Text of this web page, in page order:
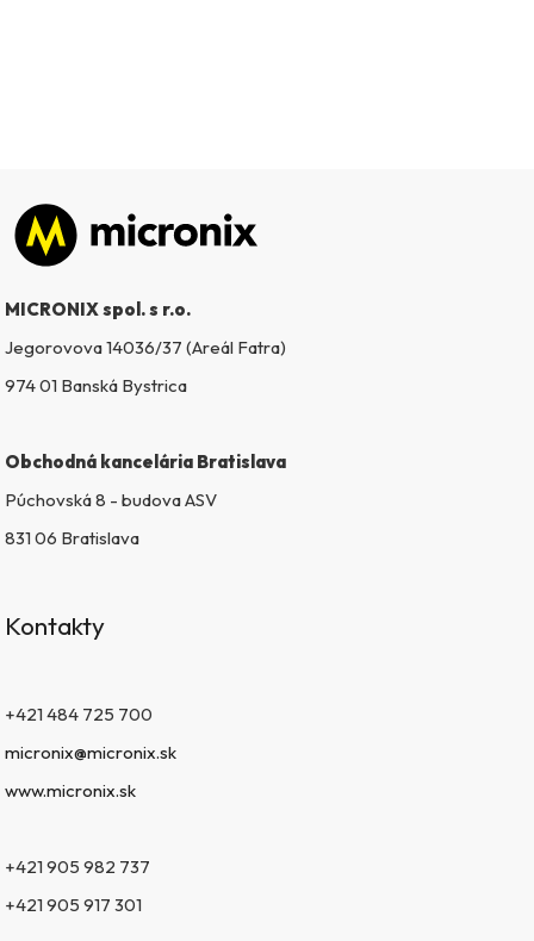
Zápätie
MICRONIX spol. s r.o.
Jegorovova 14036/37 (Areál Fatra)
974 01 Banská Bystrica
Obchodná kancelária Bratislava
Púchovská 8 - budova ASV
831 06 Bratislava
Kontakty
+421 484 725 700
micronix@micronix.sk
www.micronix.sk
+421 905 982 737
+421 905 917 301